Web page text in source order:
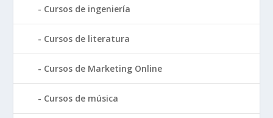
Cursos de ingeniería
Cursos de literatura
Cursos de Marketing Online
Cursos de música